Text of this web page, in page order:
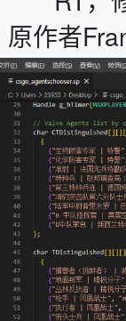
原作者